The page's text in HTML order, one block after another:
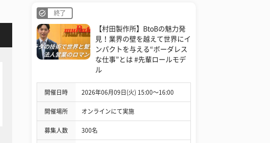
終了
【村田製作所】BtoBの魅力発
見！業界の壁を越えて世界にイ
ンパクトを与える“ボーダレス
な仕事”とは #先輩ロールモデ
ル
開催日時 2026年06月09日(火) 15:00〜16:00
開催場所 オンラインにて実施
募集人数 300名